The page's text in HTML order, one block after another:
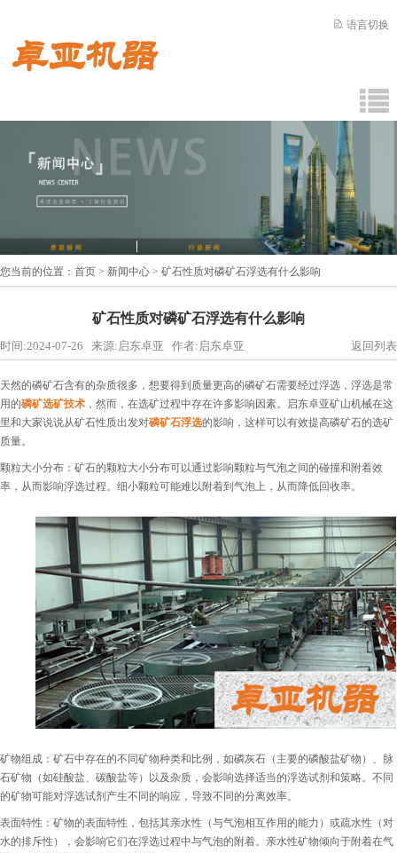
语言切换
您当前的位置： 首页 > 新闻中心 > 矿石性质对磷矿石浮选有什么影响
矿石性质对磷矿石浮选有什么影响
时间:2024-07-26 来源:启东卓亚 作者:启东卓亚 返回列表
天然的磷矿石含有的杂质很多，想要得到质量更高的磷矿石需要经过浮选，浮选是常
用的磷矿选矿技术 ，然而，在选矿过程中存在许多影响因素。启东卓亚矿山机械在这
里和大家说说从矿石性质出发对磷矿石浮选的影响，这样可以有效提高磷矿石的选矿
质量。
颗粒大小分布：矿石的颗粒大小分布可以通过影响颗粒与气泡之间的碰撞和附着效
率，从而影响浮选过程。细小颗粒可能难以附着到气泡上，从而降低回收率。
矿物组成：矿石中存在的不同矿物种类和比例，如磷灰石（主要的磷酸盐矿物）、脉
石矿物（如硅酸盐、碳酸盐等）以及杂质，会影响选择适当的浮选试剂和策略。不同
的矿物可能对浮选试剂产生不同的响应，导致不同的分离效率。
表面特性：矿物的表面特性，包括其亲水性（与气泡相互作用的能力）或疏水性（对
水的排斥性），会影响它们在浮选过程中与气泡的附着。亲水性矿物倾向于附着在气